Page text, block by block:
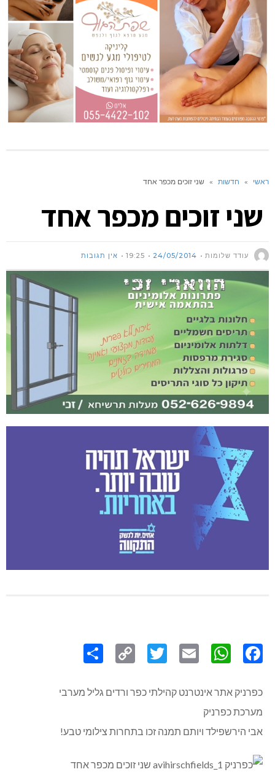
ראשי » חדשות » שני זוכים מכפר אחד
שני זוכים מכפר אחד
עודד שלומות 24/05/2014
19:25 אין תגובות
Link
כפרניק אתר אינטרנט קהילתי כפר ורדים גליל מערבי
מערכת כפרניק
אבי הירשפילד ויותם תמנה זכו בתחרות צילומי טבע!